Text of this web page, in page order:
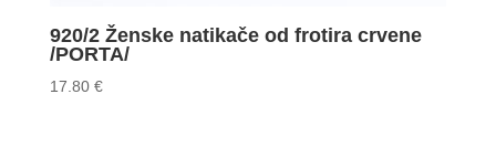
920/2 Ženske natikače od frotira crvene
/PORTA/
17.80 €